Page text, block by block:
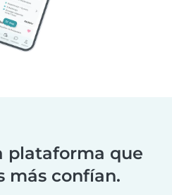
plataforma que
más confían.